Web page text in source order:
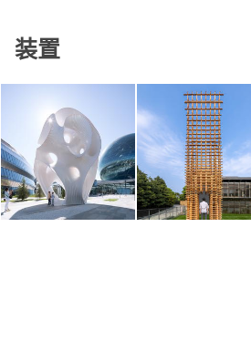
装置